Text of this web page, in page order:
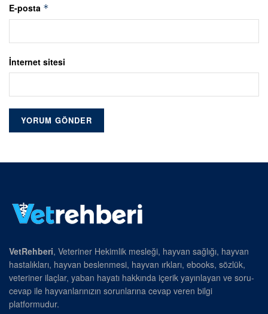
E-posta *
İnternet sitesi
VetRehberi, Veteriner Hekimlik mesleği, hayvan sağlığı, hayvan
hastalıkları, hayvan beslenmesi, hayvan ırkları, ebooks, sözlük,
veteriner ilaçlar, yaban hayatı hakkında içerik yayınlayan ve soru-
cevap ile hayvanlarınızın sorunlarına cevap veren bilgi
platformudur.